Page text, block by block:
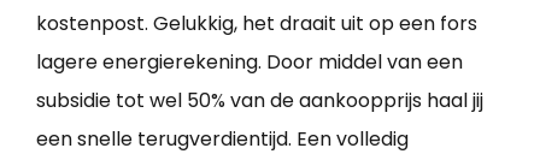
kostenpost. Gelukkig, het draait uit op een fors
lagere energierekening. Door middel van een
subsidie tot wel 50% van de aankoopprijs haal jij
een snelle terugverdientijd. Een volledig